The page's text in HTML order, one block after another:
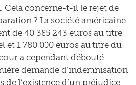
Cela concerne-t-il le rejet de
? La société américaine
de 40 385 243 euros au titre
et 1 780 000 euros au titre du
a cependant débouté
demande d’indemnisation
de l’existence d’un préjudice